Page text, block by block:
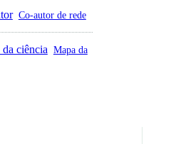
Co-autor de rede
Mapa da